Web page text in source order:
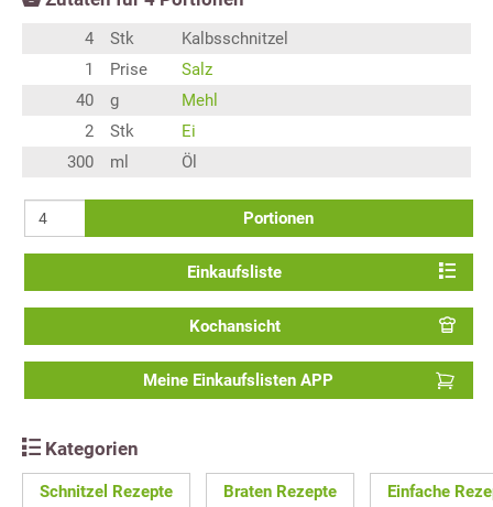
4 Stk
Kalbsschnitzel
1
Prise
Salz
40
g
Mehl
2
Stk
Ei
300
ml Öl
Portionen
Einkaufsliste
Kochansicht
Meine Einkaufslisten APP
Kategorien
Schnitzel Rezepte Braten Rezepte Einfache